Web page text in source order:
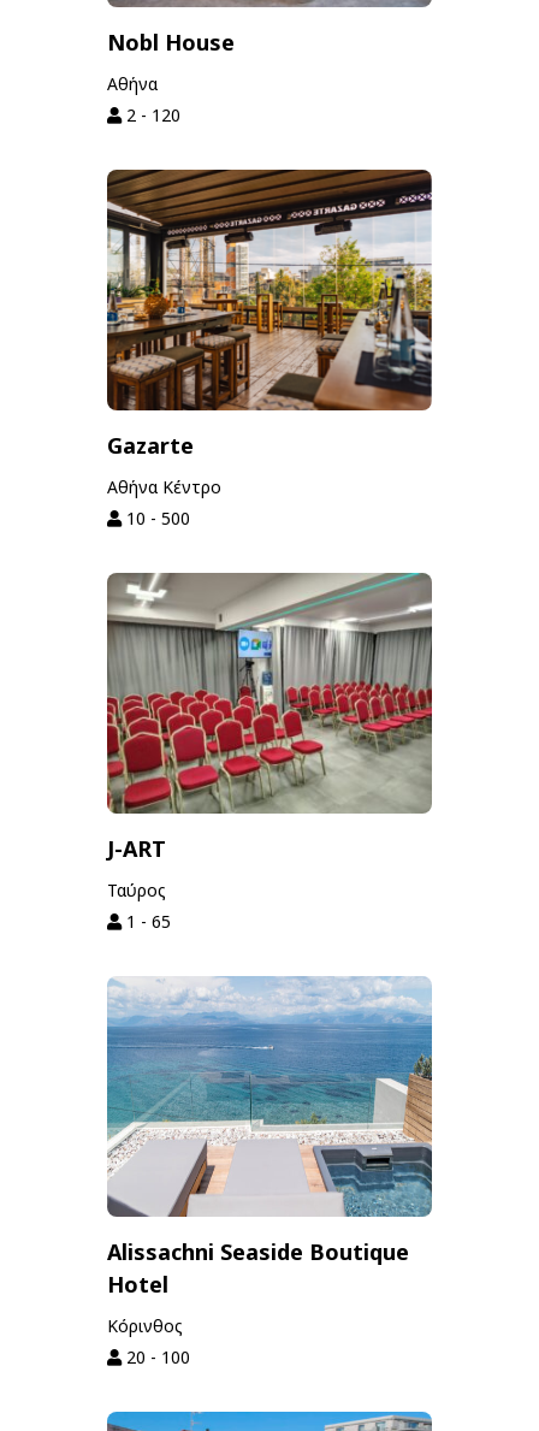
Nobl House
Αθήνα
2 - 120
Gazarte
Αθήνα Κέντρο
10 - 500
J-ART
Ταύρος
1 - 65
Alissachni Seaside Boutique
Hotel
Κόρινθος
20 - 100